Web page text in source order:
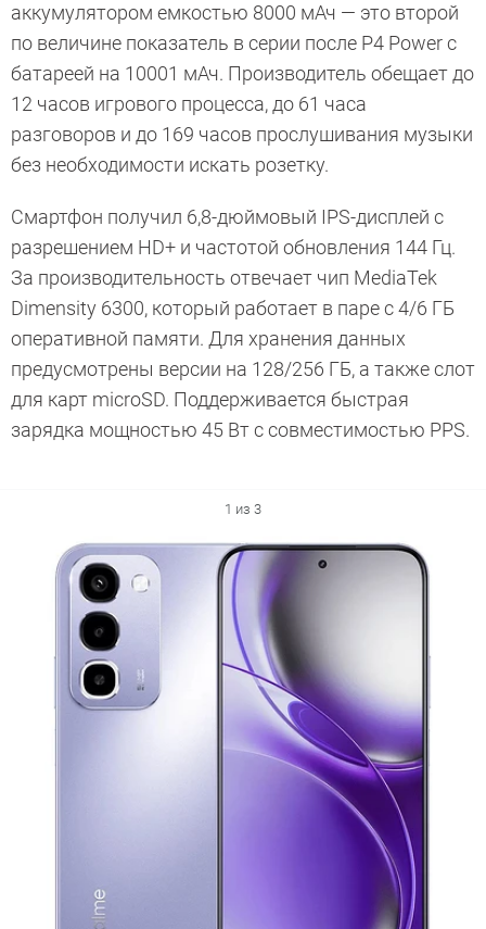
аккумулятором емкостью 8000 мАч — это второй
по величине показатель в серии после P4 Power с
батареей на 10001 мАч. Производитель обещает до
12 часов игрового процесса, до 61 часа
разговоров и до 169 часов прослушивания музыки
без необходимости искать розетку.
Смартфон получил 6,8-дюймовый IPS-дисплей с
разрешением HD+ и частотой обновления 144 Гц.
За производительность отвечает чип MediaTek
Dimensity 6300, который работает в паре с 4/6 ГБ
оперативной памяти. Для хранения данных
предусмотрены версии на 128/256 ГБ, а также слот
для карт microSD. Поддерживается быстрая
зарядка мощностью 45 Вт с совместимостью PPS.
1 из 3